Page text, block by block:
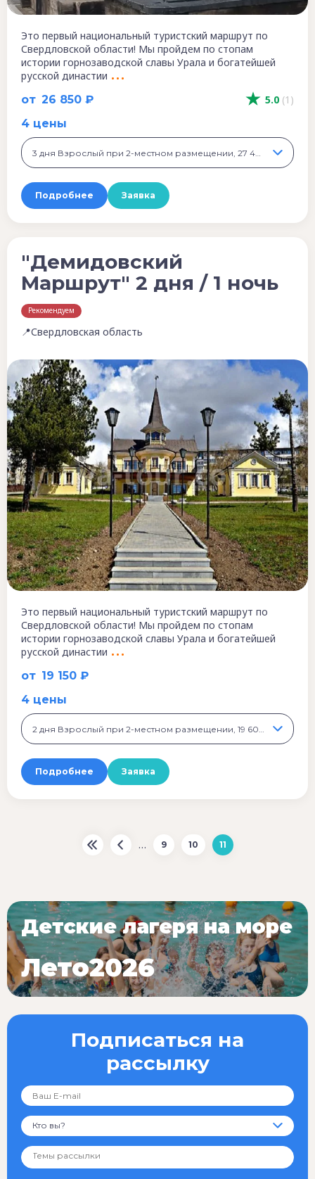
5.0 (1)
от 26 850 ₽
Это первый национальный туристский маршрут по
Свердловской области! Мы пройдем по стопам
истории горнозаводской славы Урала и богатейшей
русской династии
4 цены
Подробнее Заявка
от 19 150 ₽
"Демидовский
Маршрут" 2 дня / 1 ночь
Рекомендуем
📍Свердловская область
Это первый национальный туристский маршрут по
Свердловской области! Мы пройдем по стопам
истории горнозаводской славы Урала и богатейшей
русской династии
4 цены
Подробнее Заявка
… 9 10 11
Подписаться на
рассылку
Кто вы?
Детские лагеря на море
Лето2026